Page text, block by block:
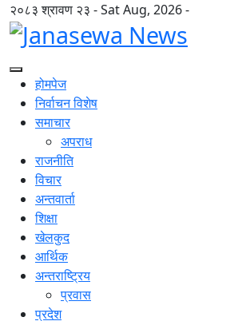
२०८३ श्रावण २३ - Sat Aug, 2026 -
होमपेज
निर्वाचन विशेष
समाचार
अपराध
राजनीति
विचार
अन्तवार्ता
शिक्षा
खेलकुद
आर्थिक
अन्तराष्ट्रिय
प्रवास
प्रदेश